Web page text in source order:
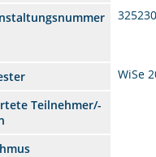
WiSe
Teilnehmer/-